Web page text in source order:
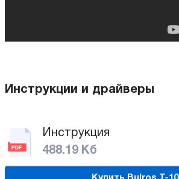
Инструкции и драйверы
Инструкция
488.19 Кб